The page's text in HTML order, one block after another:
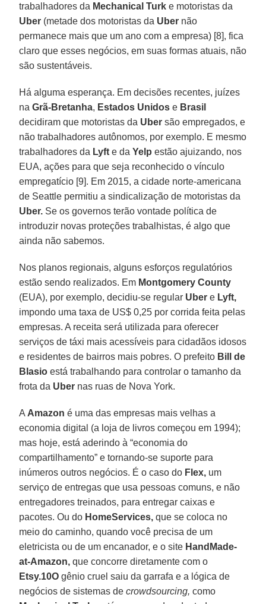
trabalhadores da Mechanical Turk e motoristas da
Uber (metade dos motoristas da Uber não
permanece mais que um ano com a empresa) [8], fica
claro que esses negócios, em suas formas atuais, não
são sustentáveis.
Há alguma esperança. Em decisões recentes, juízes
naGrã-Bretanha, Estados Unidos e Brasil
decidiram que motoristas da Uber são empregados, e
não trabalhadores autônomos, por exemplo. E mesmo
trabalhadores da Lyft e daYelp estão ajuizando, nos
EUA, ações para que seja reconhecido o vínculo
empregatício [9]. Em 2015, a cidade norte-americana
de Seattle permitiu a sindicalização de motoristas da
Uber. Se os governos terão vontade política de
introduzir novas proteções trabalhistas, é algo que
ainda não sabemos.
Nos planos regionais, alguns esforços regulatórios
estão sendo realizados. Em Montgomery County
(EUA), por exemplo, decidiu-se regular Uber e Lyft,
impondo uma taxa de US$ 0,25 por corrida feita pelas
empresas. A receita será utilizada para oferecer
serviços de táxi mais acessíveis para cidadãos idosos
e residentes de bairros mais pobres. O prefeito Bill de
Blasio está trabalhando para controlar o tamanho da
frota da Uber nas ruas de Nova York.
A Amazon é uma das empresas mais velhas a
economia digital (a loja de livros começou em 1994);
mas hoje, está aderindo à “economia do
compartilhamento” e tornando-se suporte para
inúmeros outros negócios. É o caso do Flex, um
serviço de entregas que usa pessoas comuns, e não
entregadores treinados, para entregar caixas e
pacotes. Ou do HomeServices, que se coloca no
meio do caminho, quando você precisa de um
eletricista ou de um encanador, e o site HandMade-
at-Amazon, que concorre diretamente com o
Etsy.10O gênio cruel saiu da garrafa e a lógica de
negócios de sistemas decrowdsourcing, como